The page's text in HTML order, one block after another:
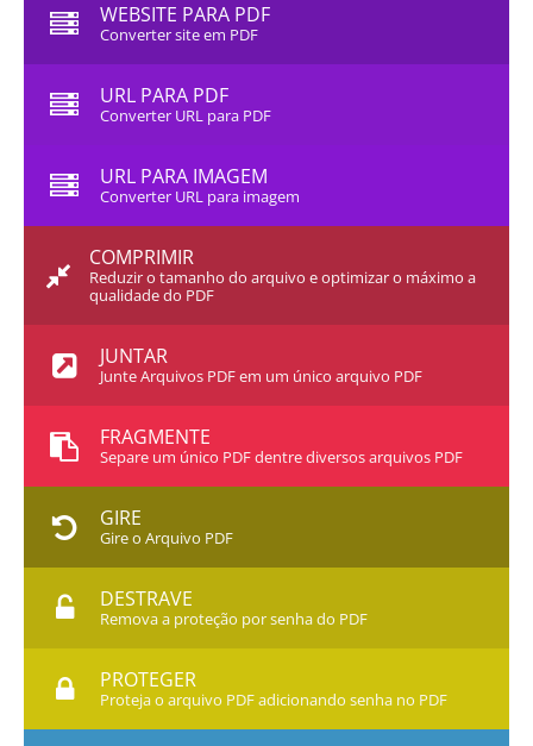
WEBSITE PARA PDF
Converter site em PDF
URL PARA PDF
Converter URL para PDF
URL PARA IMAGEM
Converter URL para imagem
COMPRIMIR
Reduzir o tamanho do arquivo e optimizar o máximo a
qualidade do PDF
JUNTAR
Junte Arquivos PDF em um único arquivo PDF
FRAGMENTE
Separe um único PDF dentre diversos arquivos PDF
GIRE
Gire o Arquivo PDF
DESTRAVE
Remova a proteção por senha do PDF
PROTEGER
Proteja o arquivo PDF adicionando senha no PDF